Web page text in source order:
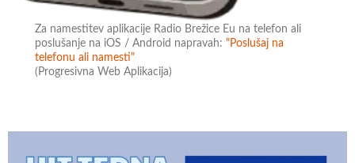
Za namestitev aplikacije Radio Brežice Eu na telefon ali
poslušanje na iOS / Android napravah:"Poslušaj na
telefonu ali namesti"
(Progresivna Web Aplikacija)